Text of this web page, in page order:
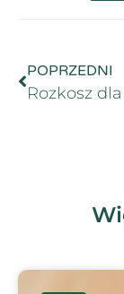
POPRZEDNI